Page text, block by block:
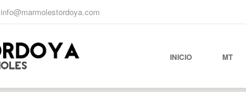
info@marmolestordoya.com
INICIO MT